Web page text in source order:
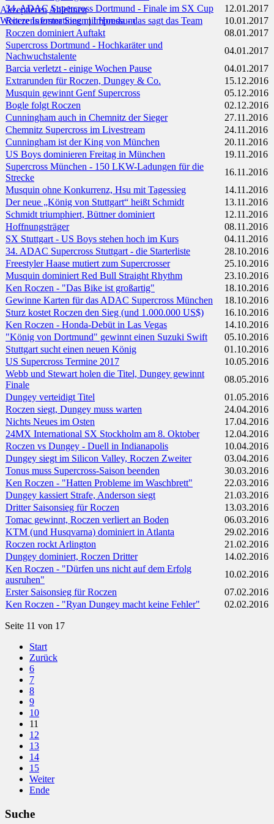
34. ADAC Supercross Dortmund - Finale im SX Cup
12.01.2017
Roczens erster Sieg mit Honda - das sagt das Team
10.01.2017
Roczen dominiert Auftakt
08.01.2017
Supercross Dortmund - Hochkaräter und
Nachwuchstalente
04.01.2017
Barcia verletzt - einige Wochen Pause
04.01.2017
Extrarunden für Roczen, Dungey & Co.
15.12.2016
Musquin gewinnt Genf Supercross
05.12.2016
Bogle folgt Roczen
02.12.2016
Cunningham auch in Chemnitz der Sieger
27.11.2016
Chemnitz Supercross im Livestream
24.11.2016
Cunningham ist der King von München
20.11.2016
US Boys dominieren Freitag in München
19.11.2016
Supercross München - 150 LKW-Ladungen für die
Strecke
16.11.2016
Musquin ohne Konkurrenz, Hsu mit Tagessieg
14.11.2016
Der neue „König von Stuttgart“ heißt Schmidt
13.11.2016
Schmidt triumphiert, Büttner dominiert
12.11.2016
Hoffnungsträger
08.11.2016
SX Stuttgart - US Boys stehen hoch im Kurs
04.11.2016
34. ADAC Supercross Stuttgart - die Starterliste
28.10.2016
Freestyler Haase mutiert zum Supercrosser
25.10.2016
Musquin dominiert Red Bull Straight Rhythm
23.10.2016
Ken Roczen - "Das Bike ist großartig"
18.10.2016
Gewinne Karten für das ADAC Supercross München
18.10.2016
Sturz kostet Roczen den Sieg (und 1.000.000 US$)
16.10.2016
Ken Roczen - Honda-Debüt in Las Vegas
14.10.2016
"König von Dortmund" gewinnt einen Suzuki Swift
05.10.2016
Stuttgart sucht einen neuen König
01.10.2016
US Supercross Termine 2017
10.05.2016
Webb und Stewart holen die Titel, Dungey gewinnt
Finale
08.05.2016
Dungey verteidigt Titel
01.05.2016
Roczen siegt, Dungey muss warten
24.04.2016
Nichts Neues im Osten
17.04.2016
24MX International SX Stockholm am 8. Oktober
12.04.2016
Roczen vs Dungey - Duell in Indianapolis
10.04.2016
Dungey siegt im Silicon Valley, Roczen Zweiter
03.04.2016
Tonus muss Supercross-Saison beenden
30.03.2016
Ken Roczen - "Hatten Probleme im Waschbrett"
22.03.2016
Dungey kassiert Strafe, Anderson siegt
21.03.2016
Dritter Saisonsieg für Roczen
13.03.2016
Tomac gewinnt, Roczen verliert an Boden
06.03.2016
KTM (und Husqvarna) dominiert in Atlanta
29.02.2016
Roczen rockt Arlington
21.02.2016
Dungey dominiert, Roczen Dritter
14.02.2016
Ken Roczen - "Dürfen uns nicht auf dem Erfolg
ausruhen"
10.02.2016
Erster Saisonsieg für Roczen
07.02.2016
Ken Roczen - "Ryan Dungey macht keine Fehler"
02.02.2016
Seite 11 von 17
Start
Zurück
6
7
8
9
10
11
12
13
14
15
Weiter
Ende
Suche
Akzeptieren Ablehnen
Weitere Informationen|Impressum